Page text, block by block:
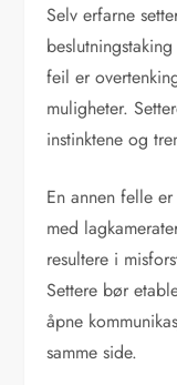
Selv erfarne
feil er
muligheter.
instinktene og
En annen felle
med
resultere i
Settere bør
åpne
samme side.